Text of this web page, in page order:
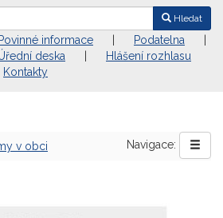
Hledat
Povinné informace Podatelna
deska
Hlášení rozhlasu
Kontakty
Navigace:
v obci